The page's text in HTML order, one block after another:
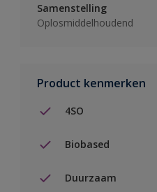
Samenstelling
Oplosmiddelhoudend
Product kenmerken
4SO
Biobased
Duurzaam